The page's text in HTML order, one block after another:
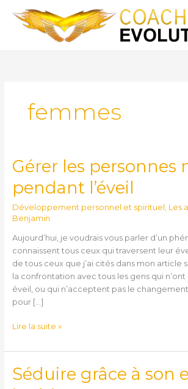
contenu
femmes
Gérer les personnes
pendant l’éveil
Développement personnel et spirituel Les
Benjamin
Aujourd’hui, je voudrais vous parler d’un
connaissent tous ceux qui traversent leur
de tous ceux que j’ai cités dans mon article
la confrontation avec tous les gens qui
éveil, ou qui n’acceptent pas le changement
pour […]
Gérer
les
personnes
pendant
l’éveil
Lire la suite »
Séduire grâce à son
Séduire
grâce